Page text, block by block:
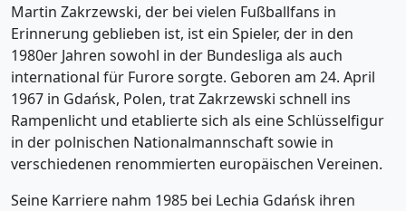
Martin Zakrzewski, der bei vielen Fußballfans in
Erinnerung geblieben ist, ist ein Spieler, der in den
1980er Jahren sowohl in der Bundesliga als auch
international für Furore sorgte. Geboren am 24. April
1967 in Gdańsk, Polen, trat Zakrzewski schnell ins
Rampenlicht und etablierte sich als eine Schlüsselfigur
in der polnischen Nationalmannschaft sowie in
verschiedenen renommierten europäischen Vereinen.
Seine Karriere nahm 1985 bei Lechia Gdańsk ihren